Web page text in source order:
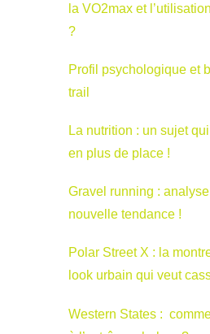
la VO2max et
?
Profil psychologique et
trail
La nutrition : un sujet
en plus de place !
Gravel running :
nouvelle tendance !
Polar Street X : la
look urbain qui veut
Western States :